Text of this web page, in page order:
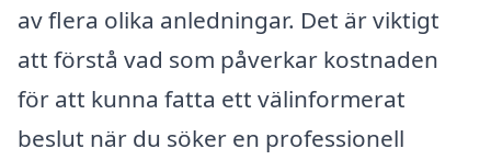
av flera olika anledningar. Det är viktigt
att förstå vad som påverkar kostnaden
för att kunna fatta ett välinformerat
beslut när du söker en professionell